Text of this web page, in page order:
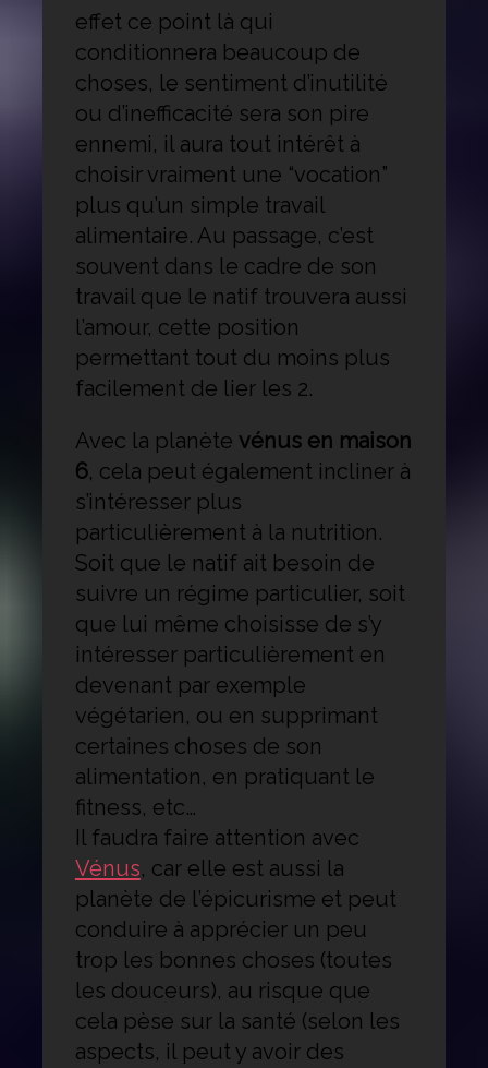
effet ce point là qui
conditionnera beaucoup de
choses, le sentiment d’inutilité
ou d’inefficacité sera son pire
ennemi, il aura tout intérêt à
choisir vraiment une “vocation”
plus qu’un simple travail
alimentaire. Au passage, c’est
souvent dans le cadre de son
travail que le natif trouvera aussi
l’amour, cette position
permettant tout du moins plus
facilement de lier les 2.
Avec la planète vénus en maison
6, cela peut également incliner à
s’intéresser plus
particulièrement à la nutrition.
Soit que le natif ait besoin de
suivre un régime particulier, soit
que lui même choisisse de s’y
intéresser particulièrement en
devenant par exemple
végétarien, ou en supprimant
certaines choses de son
alimentation, en pratiquant le
fitness, etc…
Il faudra faire attention avec
Vénus, car elle est aussi la
planète de l’épicurisme et peut
conduire à apprécier un peu
trop les bonnes choses (toutes
les douceurs), au risque que
cela pèse sur la santé (selon les
aspects, il peut y avoir des